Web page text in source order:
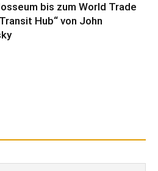
bis zum World Trade
Hub“ von John